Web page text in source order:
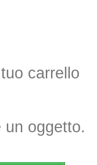
carrello
un oggetto.